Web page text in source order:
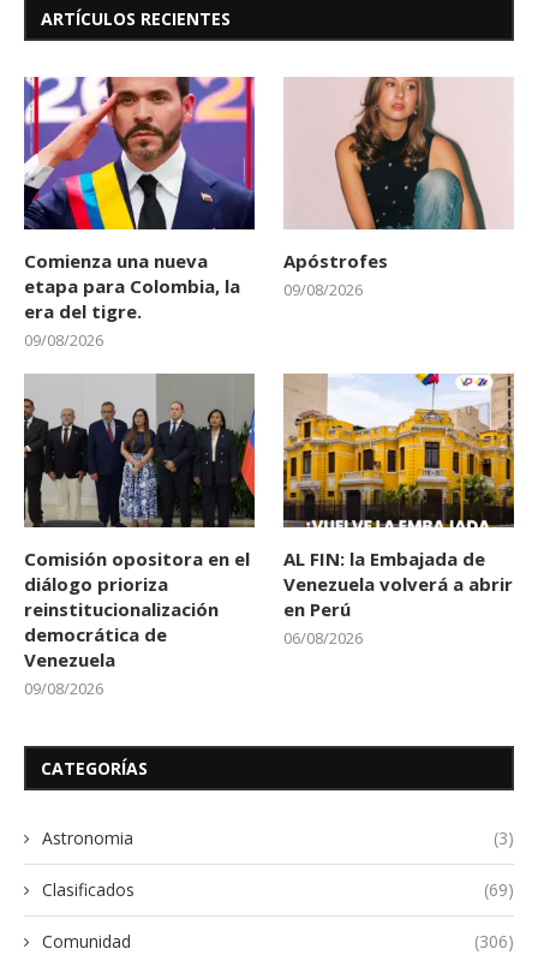
ARTÍCULOS RECIENTES
Comienza una nueva
etapa para Colombia, la
era del tigre.
09/08/2026
Apóstrofes
09/08/2026
Comisión opositora en el
diálogo prioriza
reinstitucionalización
democrática de
Venezuela
09/08/2026
AL FIN: la Embajada de
Venezuela volverá a abrir
en Perú
06/08/2026
CATEGORÍAS
Astronomia (3)
Clasificados (69)
Comunidad (306)